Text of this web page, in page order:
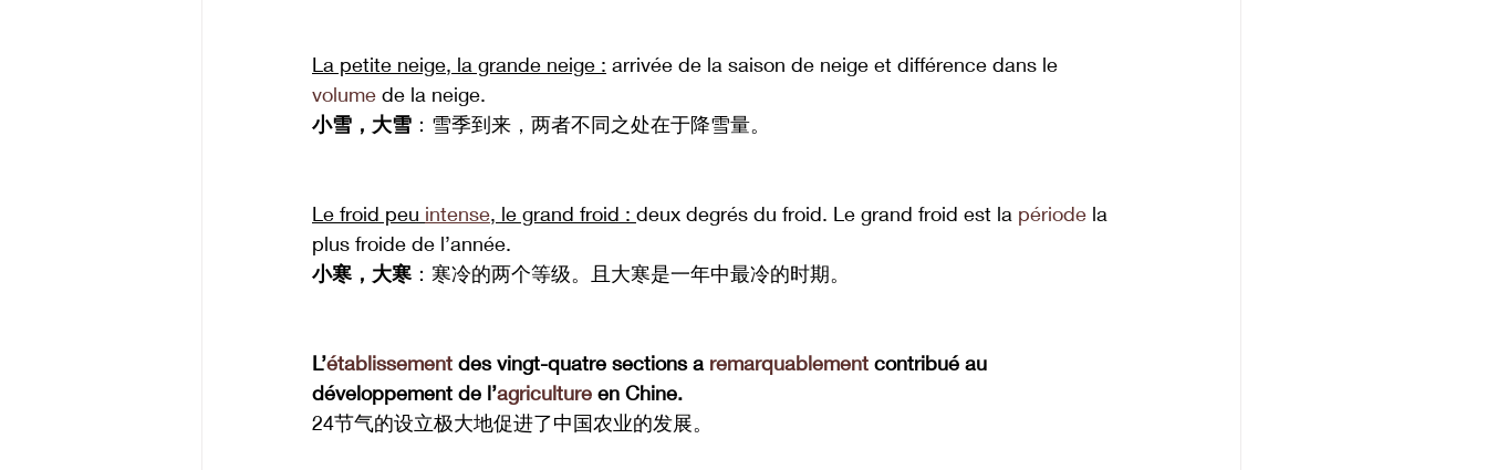
La petite neige, la grande neige : arrivée de la saison de neige et différence dans le
volume de la neige.
小雪，大雪 ：雪季到来，两者不同之处在于降雪量。
Le froid peu intense, le grand froid : deux degrés du froid. Le grand froid est la période la
plus froide de l’année.
小寒，大寒 ：寒冷的两个等级。且大寒是一年中最冷的时期。
L’établissement des vingt-quatre sections a remarquablement contribué au
développement de l’agriculture en Chine.
24节气的设立极大地促进了中国农业的发展。